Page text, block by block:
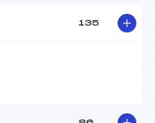
135